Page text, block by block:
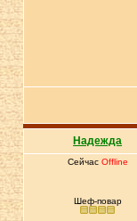
Надежда
Сейчас Offline
Шеф-повар